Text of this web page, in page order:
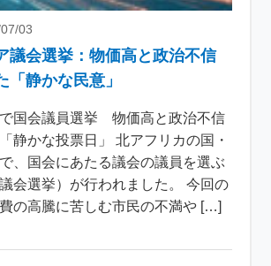
03
議会選挙：物価高と政治不信
「静かな民意」
国会議員選挙 物価高と政治不信
静かな投票日」 北アフリカの国・
、国会にあたる議会の議員を選ぶ
会選挙）が行われました。 今回の
の高騰に苦しむ市民の不満や […]